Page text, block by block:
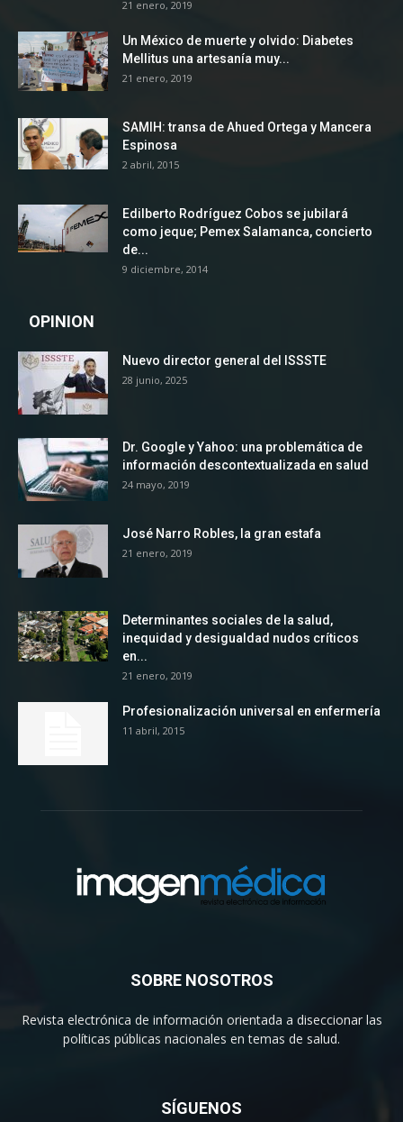
21 enero, 2019
Un México de muerte y olvido: Diabetes
Mellitus una artesanía muy...
21 enero, 2019
SAMIH: transa de Ahued Ortega y Mancera
Espinosa
2 abril, 2015
Edilberto Rodríguez Cobos se jubilará
como jeque; Pemex Salamanca, concierto
de...
9 diciembre, 2014
OPINION
Nuevo director general del ISSSTE
28 junio, 2025
Dr. Google y Yahoo: una problemática de
información descontextualizada en salud
24 mayo, 2019
José Narro Robles, la gran estafa
21 enero, 2019
Determinantes sociales de la salud,
inequidad y desigualdad nudos críticos
en...
21 enero, 2019
Profesionalización universal en enfermería
11 abril, 2015
SOBRE NOSOTROS
Revista electrónica de información orientada a diseccionar las
políticas públicas nacionales en temas de salud.
SÍGUENOS